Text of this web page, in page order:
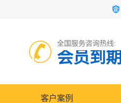
全国服务咨询热线:
会员到期
客户案例